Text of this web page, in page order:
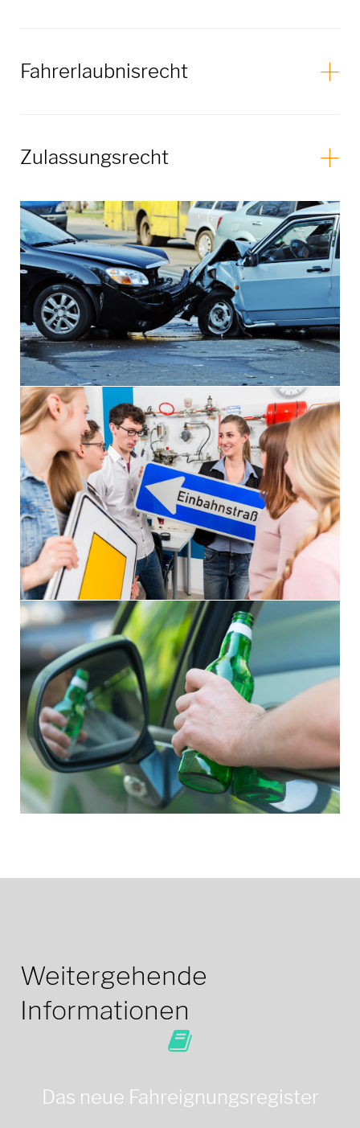
Fahrerlaubnisrecht
Zulassungsrecht
Weitergehende
Informationen
Das neue Fahreignungsregister